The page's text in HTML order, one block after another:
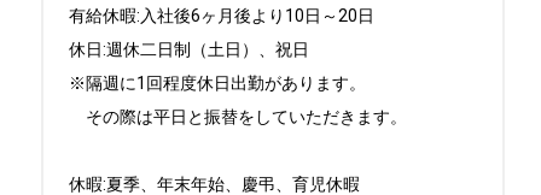
有給休暇:入社後6ヶ月後より10日～20日
休日:週休二日制（土日）、祝日
※隔週に1回程度休日出勤があります。
その際は平日と振替をしていただきます。
休暇:夏季、年末年始、慶弔、育児休暇